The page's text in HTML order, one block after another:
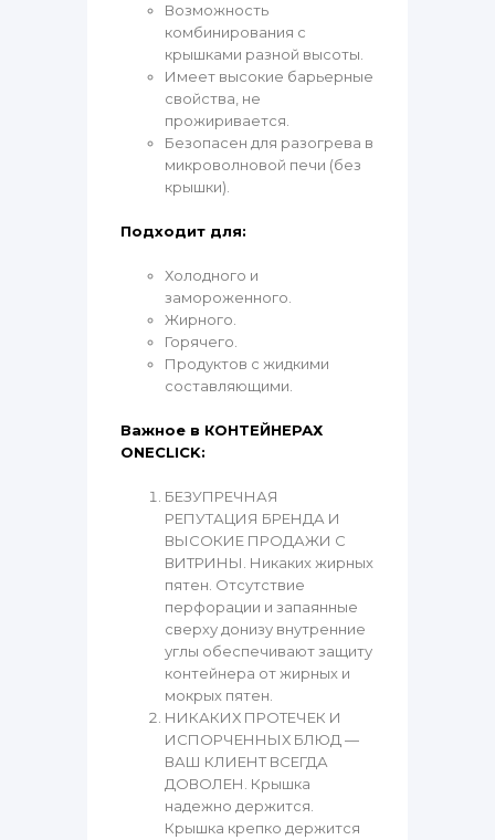
Возможность
комбинирования с
крышками разной высоты.
Имеет высокие барьерные
свойства, не
прожиривается.
Безопасен для разогрева в
микроволновой печи (без
крышки).
Подходит для:
Холодного и
замороженного.
Жирного.
Горячего.
Продуктов с жидкими
составляющими.
Важное в КОНТЕЙНЕРАХ
ONECLICK:
БЕЗУПРЕЧНАЯ
РЕПУТАЦИЯ БРЕНДА И
ВЫСОКИЕ ПРОДАЖИ С
ВИТРИНЫ. Никаких жирных
пятен. Отсутствие
перфорации и запаянные
сверху донизу внутренние
углы обеспечивают защиту
контейнера от жирных и
мокрых пятен.
НИКАКИХ ПРОТЕЧЕК И
ИСПОРЧЕННЫХ БЛЮД —
ВАШ КЛИЕНТ ВСЕГДА
ДОВОЛЕН. Крышка
надежно держится.
Крышка крепко держится